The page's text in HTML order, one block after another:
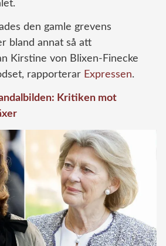
den gamle grevens
bland annat så att
Kirstine von Blixen-Finecke
rapporterar Expressen.
Kritiken mot